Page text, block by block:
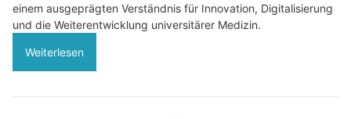
einem ausgeprägten Verständnis für Innovation, Digitalisierung
und die Weiterentwicklung universitärer Medizin.
Weiterlesen